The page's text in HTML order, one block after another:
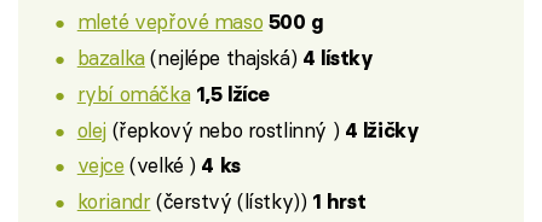
mleté vepřové maso 500 g
bazalka(nejlépe thajská) 4 lístky
rybí omáčka 1,5 lžíce
olej (řepkový nebo rostlinný ) 4 lžičky
vejce (velké ) 4 ks
koriandr(čerstvý (lístky)) 1 hrst